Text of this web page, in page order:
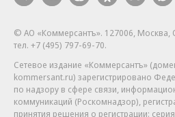
© АО «Коммерсантъ». 127006, Москва,
тел. +7 (495) 797-69-70.
Сетевое издание «Коммерсантъ»
kommersant.ru) зарегистрировано
по надзору в сфере связи,
коммуникаций (Роскомнадзор),
принятия решения о регистрации: серия